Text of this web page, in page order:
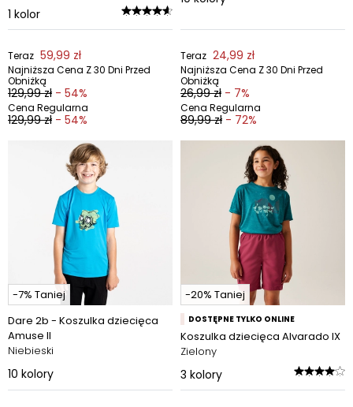
1 kolor
Teraz 59,99 zł
Najniższa Cena Z 30 Dni Przed
Obniżką
129,99 zł - 54%
Cena Regularna
129,99 zł - 54%
Teraz 24,99 zł
Najniższa Cena Z 30 Dni Przed
Obniżką
26,99 zł - 7%
Cena Regularna
89,99 zł - 72%
-7% Taniej
Dare 2b - Koszulka dziecięca
Amuse II
Niebieski
10 kolory
-20% Taniej
DOSTĘPNE TYLKO ONLINE
Koszulka dziecięca Alvarado IX
Zielony
3 kolory